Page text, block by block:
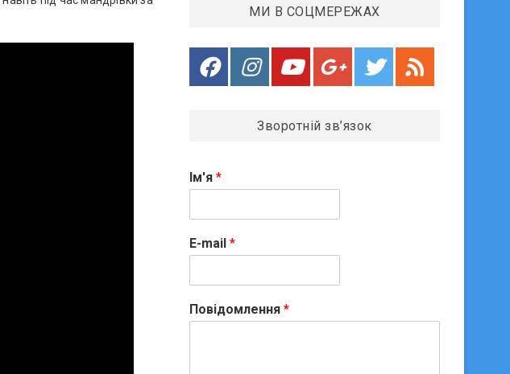
МИ В СОЦМЕРЕЖАХ
Зворотній зв’язок
Ім'я *
E-mail *
Повідомлення *